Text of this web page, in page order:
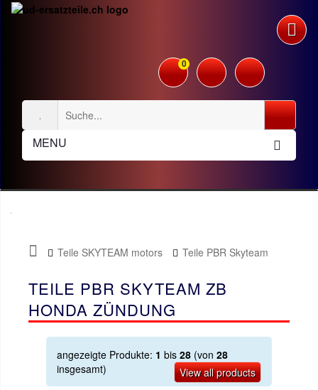
0
MENU
Teile SKYTEAM motors
Teile PBR Skyteam
ZB Honda
Zündung
TEILE PBR SKYTEAM ZB
HONDA ZÜNDUNG
angezeigte Produkte: 1 bis 28 (von 28
insgesamt)
View all products